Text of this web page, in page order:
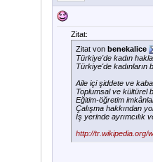
Zitat:
Zitat von benekalice
Türkiye'de kadın
Türkiye'de kadınların
Aile içi şiddete ve
Toplumsal ve kültürel
Eğitim-öğretim
Çalışma hakkından
İş yerinde ayrımcılık
http://tr.wikipedia.org/